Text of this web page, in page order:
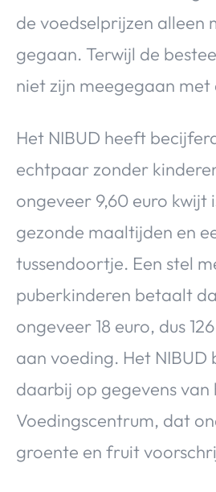
de voedselprijzen alleen
gegaan. Terwijl de
niet zijn meegegaan met
Het NIBUD heeft
echtpaar zonder
ongeveer 9,60 euro kwijt
gezonde maaltijden en
tussendoortje. Een stel
puberkinderen betaalt
ongeveer 18 euro, dus
aan voeding. Het NIBUD
daarbij op gegevens van
Voedingscentrum, dat
groente en fruit